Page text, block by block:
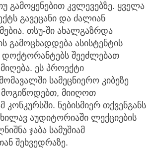
გამოყენებით კვლევებზე. ყველა
გავეცანი და ძალიან
თსუ-ში ახალგაზრდა
გამოცხადდება ასისტენტის
დოქტორანტებს შეეძლებათ
ეს პროექტი
სამეცნიერო კიბეზე
მიიღოთ
კონკურსში. ნებისმიერ თქვენგანს
აუდიტორიაში ლექციების
ჯაბა სამუშიამ
შეხვედრაზე.